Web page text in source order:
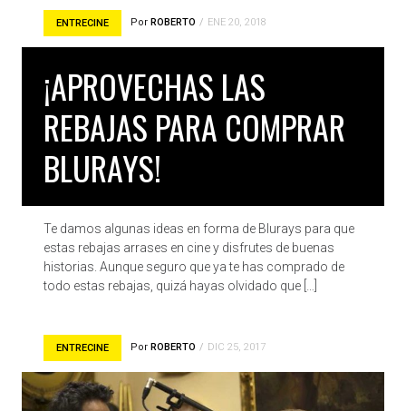
ENTRECINE Por ROBERTO ENE 20, 2018
¡APROVECHAS LAS
REBAJAS PARA COMPRAR
BLURAYS!
Te damos algunas ideas en forma de Blurays para que
estas rebajas arrases en cine y disfrutes de buenas
historias. Aunque seguro que ya te has comprado de
todo estas rebajas, quizá hayas olvidado que […]
ENTRECINE Por ROBERTO DIC 25, 2017